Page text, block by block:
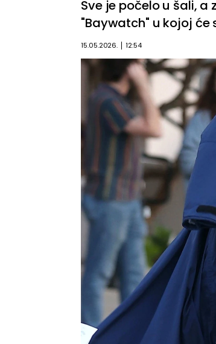
Sve je počelo u šali,
"Baywatch" u kojoj će
15.05.2026. 12:54